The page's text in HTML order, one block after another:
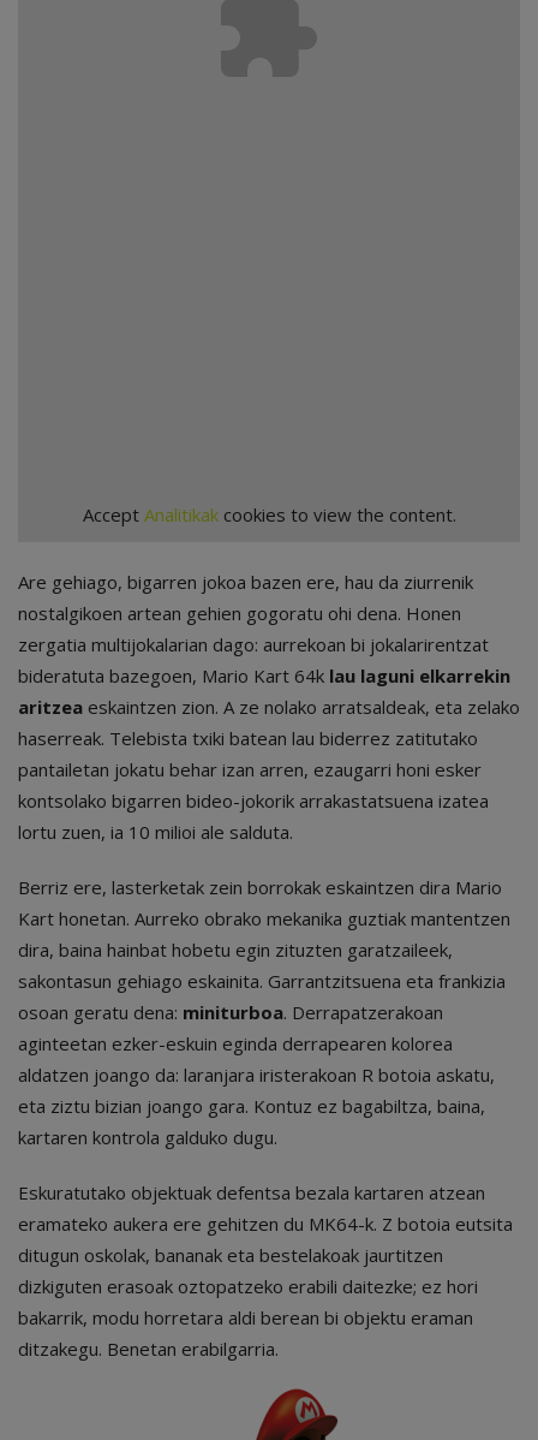
Accept Analitikakcookies to view the content.
Are gehiago, bigarren jokoa bazen ere, hau da ziurrenik
nostalgikoen artean gehien gogoratu ohi dena. Honen
zergatia multijokalarian dago: aurrekoan bi jokalarirentzat
bideratuta bazegoen, Mario Kart 64k lau laguni elkarrekin
aritzea eskaintzen zion. A ze nolako arratsaldeak, eta zelako
haserreak. Telebista txiki batean lau biderrez zatitutako
pantailetan jokatu behar izan arren, ezaugarri honi esker
kontsolako bigarren bideo-jokorik arrakastatsuena izatea
lortu zuen, ia 10 milioi ale salduta.
Berriz ere, lasterketak zein borrokak eskaintzen dira Mario
Kart honetan. Aurreko obrako mekanika guztiak mantentzen
dira, baina hainbat hobetu egin zituzten garatzaileek,
sakontasun gehiago eskainita. Garrantzitsuena eta frankizia
osoan geratu dena: miniturboa. Derrapatzerakoan
aginteetan ezker-eskuin eginda derrapearen kolorea
aldatzen joango da: laranjara iristerakoan R botoia askatu,
eta ziztu bizian joango gara. Kontuz ez bagabiltza, baina,
kartaren kontrola galduko dugu.
Eskuratutako objektuak defentsa bezala kartaren atzean
eramateko aukera ere gehitzen du MK64-k. Z botoia eutsita
ditugun oskolak, bananak eta bestelakoak jaurtitzen
dizkiguten erasoak oztopatzeko erabili daitezke; ez hori
bakarrik, modu horretara aldi berean bi objektu eraman
ditzakegu. Benetan erabilgarria.